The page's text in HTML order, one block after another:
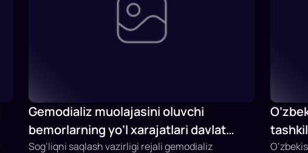
Gemodializ muolajasini oluvchi
bemorlarning yo‘l xarajatlari davlat
budjeti hisobidan qoplab berilishi
Sog‘liqni saqlash vazirligi rejali gemodializ